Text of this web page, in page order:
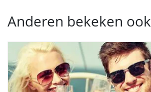
Anderen bekeken ook